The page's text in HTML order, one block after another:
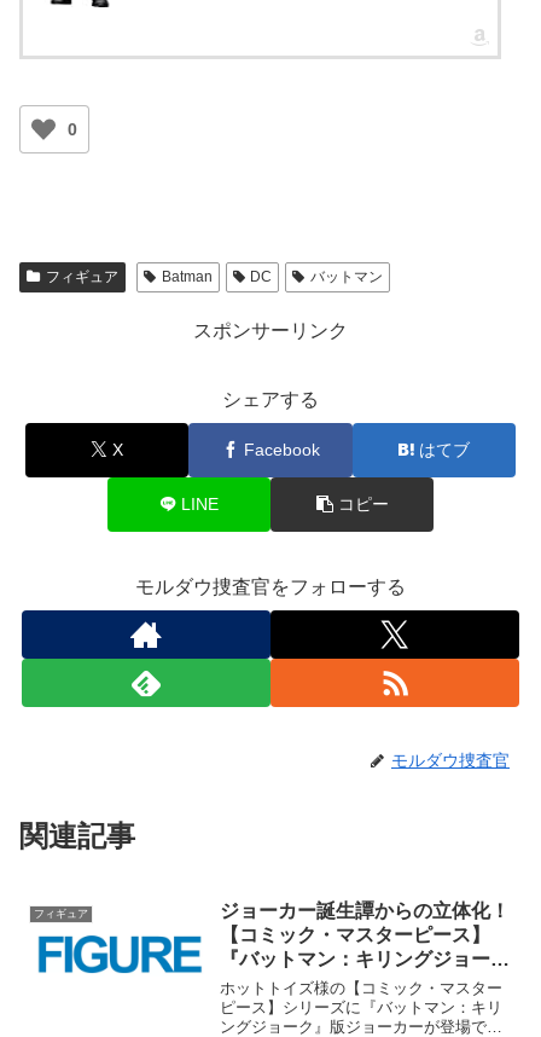
0
フィギュア Batman DC バットマン
スポンサーリンク
シェアする
X Facebook はてブ
LINE コピー
モルダウ捜査官をフォローする
モルダウ捜査官
関連記事
フィギュア
ジョーカー誕生譚からの立体化！
【コミック・マスターピース】
『バットマン：キリングジョー
ク』ジョーカーが登場！！
ホットトイズ様の【コミック・マスター
ピース】シリーズに『バットマン：キリ
ングジョーク』版ジョーカーが登場で